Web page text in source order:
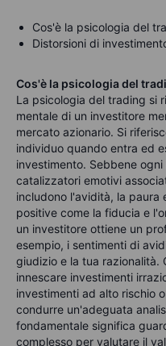
Cos'è la psicologia del
Distorsioni di
Cos'è la psicologia del
La psicologia del trading si
mentale di un investitore
mercato azionario. Si
individuo quando entra ed
investimento. Sebbene
catalizzatori emotivi
includono l'avidità, la paura
positive come la fiducia e
un investitore ottiene un
esempio, i sentimenti di
giudizio e la tua razionalità.
innescare investimenti
investimenti ad alto rischio
condurre un'adeguata
fondamentale significa
complesso per valutare il